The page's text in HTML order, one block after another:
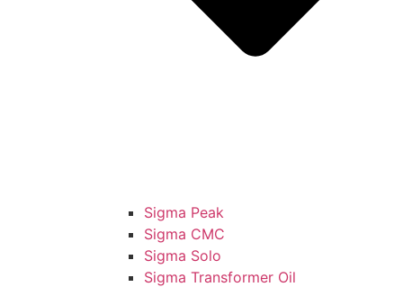
Sigma Peak
Sigma CMC
Sigma Solo
Sigma Transformer Oil